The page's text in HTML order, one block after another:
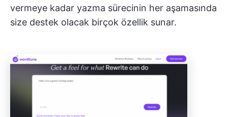
vermeye kadar yazma sürecinin her aşamasında
size destek olacak birçok özellik sunar.